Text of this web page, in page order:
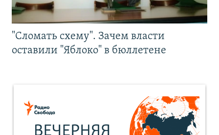
"Сломать схему". Зачем власти
оставили "Яблоко" в бюллетене